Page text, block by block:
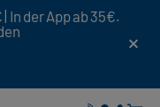
In der App ab 35€.